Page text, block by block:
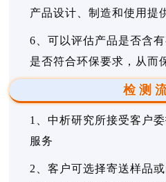
产品设计、制造和使用提
6、可以评估产品是否含
是否符合环保要求，从而
检测
1、中析研究所接受客户
服务
2、客户可选择寄送样品